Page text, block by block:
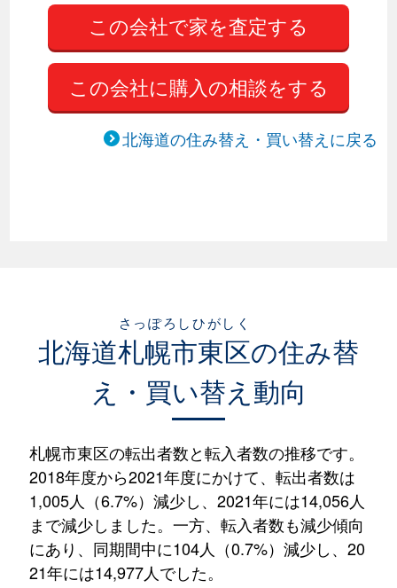
この会社に購入の相談をする
北海道の住み替え・買い替えに戻る
北海道札幌市東区
さっぽろしひがしく
の住み替
え・買い替え動向
札幌市東区の転出者数と転入者数の推移です。
2018年度から2021年度にかけて、転出者数は
1,005人（6.7%）減少し、2021年には14,056人
まで減少しました。一方、転入者数も減少傾向
にあり、同期間中に104人（0.7%）減少し、20
21年には14,977人でした。